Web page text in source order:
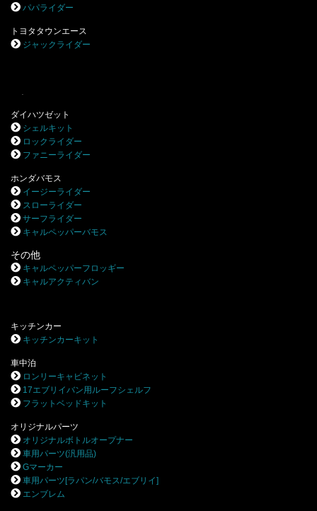
パパライダー
トヨタタウンエース
ジャックライダー
ダイハツゼット
シェルキット
ロックライダー
ファニーライダー
ホンダバモス
イージーライダー
スローライダー
サーフライダー
キャルペッパーバモス
その他
キャルペッパーフロッギー
キャルアクティバン
キッチンカー
キッチンカーキット
車中泊
ロンリーキャビネット
17エブリイバン用ルーフシェルフ
フラットベッドキット
オリジナルパーツ
オリジナルボトルオープナー
車用パーツ(汎用品)
Gマーカー
車用パーツ[ラパン/バモス/エブリイ]
エンブレム